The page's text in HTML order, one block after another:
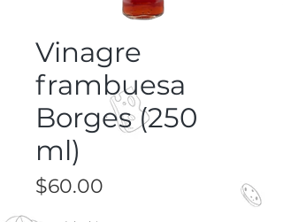
Vinagre
frambuesa
Borges (250
ml)
$60.00